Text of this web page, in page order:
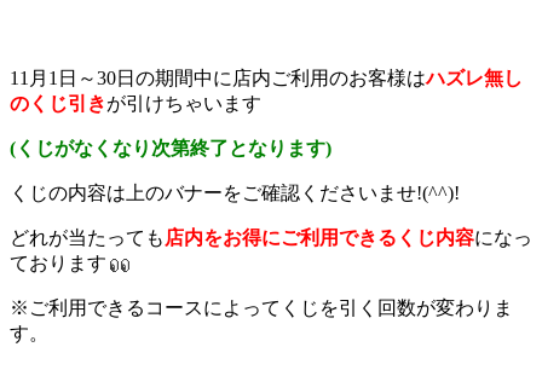
11月1日～30日の期間中に店内ご利用のお客様はハズレ無し
のくじ引きが引けちゃいます
(くじがなくなり次第終了となります)
くじの内容は上のバナーをご確認くださいませ!(^^)!
どれが当たっても 店内をお得にご利用できるくじ内容になっ
ております
※ご利用できるコースによってくじを引く回数が変わりま
す。